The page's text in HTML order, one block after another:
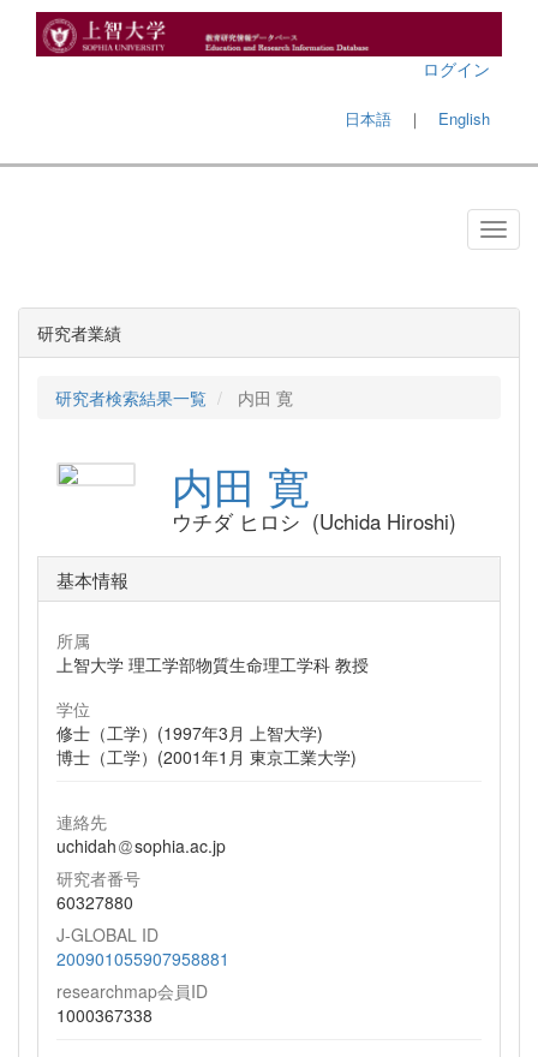
ログイン
日本語 ｜ English
研究者業績
研究者検索結果一覧 内田 寛
内田 寛
ウチダ ヒロシ (Uchida Hiroshi)
基本情報
所属
上智大学 理工学部物質生命理工学科 教授
学位
修士（工学）(1997年3月 上智大学)
博士（工学）(2001年1月 東京工業大学)
連絡先
uchidah
sophia.ac.jp
研究者番号
60327880
J-GLOBAL ID
200901055907958881
researchmap会員ID
1000367338